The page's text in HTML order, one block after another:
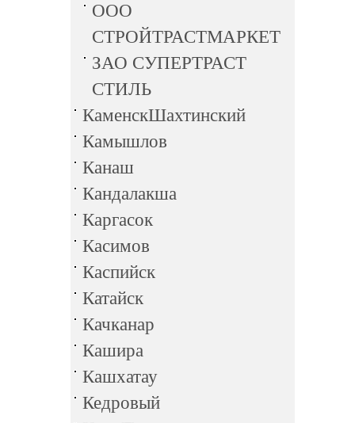
ООО
СТРОЙТРАСТМАРКЕТ
ЗАО СУПЕРТРАСТ
СТИЛЬ
КаменскШахтинский
Камышлов
Канаш
Кандалакша
Каргасок
Касимов
Каспийск
Катайск
Качканар
Кашира
Кашхатау
Кедровый